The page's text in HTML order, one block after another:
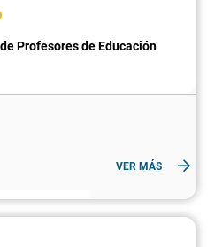
Profesores de Educación
VER MÁS